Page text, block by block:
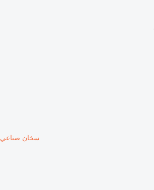
سخان صناعي Mitsubishi EHPT20X-YM9D